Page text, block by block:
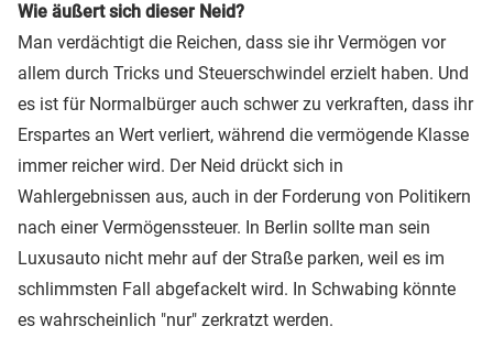
Wie äußert sich dieser Neid?
Man verdächtigt die Reichen, dass sie ihr Vermögen vor
allem durch Tricks und Steuerschwindel erzielt haben. Und
es ist für Normalbürger auch schwer zu verkraften, dass ihr
Erspartes an Wert verliert, während die vermögende Klasse
immer reicher wird. Der Neid drückt sich in
Wahlergebnissen aus, auch in der Forderung von Politikern
nach einer Vermögenssteuer. In Berlin sollte man sein
Luxusauto nicht mehr auf der Straße parken, weil es im
schlimmsten Fall abgefackelt wird. In Schwabing könnte
es wahrscheinlich "nur" zerkratzt werden.